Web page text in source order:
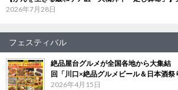
2026年7月28日
フェスティバル
絶品屋台グルメが全国各地から大集結
回「川口×絶品グルメビール＆日本酒
2026年4月15日